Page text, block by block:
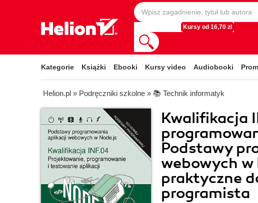
Kursy od 16,70 zł
Kategorie Książki Ebooki Kursy video Audiobooki
Helion.pl » Podręczniki szkolne » 📚 Technik informatyk
Kwalifikacja
Podstawy
webowych w
praktyczne
programista